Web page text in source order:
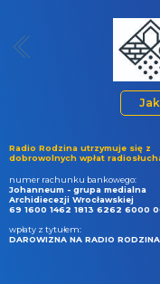
Radio Rodzina utrzymuje się z
dobrowolnych wpłat
numer rachunku bankowego:
Johanneum - grupa medialna
Archidiecezji Wrocławskiej
69 1600 1462 1813 6262 6000
wpłaty z tytułem:
DAROWIZNA NA RADIO RODZINA